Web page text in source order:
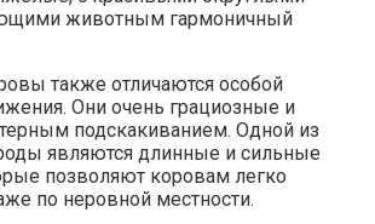
животным гармоничный
также отличаются особой
Они очень грациозные и
подскакиванием. Одной из
являются длинные и сильные
позволяют коровам легко
по неровной местности.